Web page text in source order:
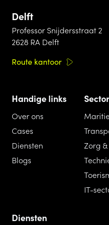
Delft
Professor Snijdersstraat 2
2628 RA Delft
Route kantoor
Handige links
Over ons
Cases
Diensten
Blogs
Zorg
IT-
Diensten